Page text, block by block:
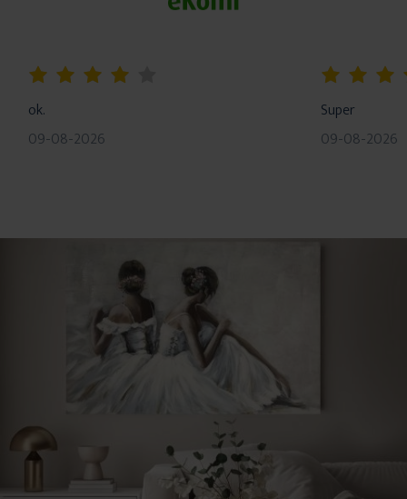
ok.
09-08-2026
Super
09-08-2026